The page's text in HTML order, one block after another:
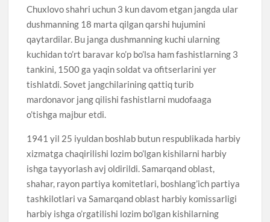
Chuxlovo shahri uchun 3 kun davom etgan jangda ular
dushmanning 18 marta qilgan qarshi hujumini
qaytardilar. Bu janga dushmanning kuchi ularning
kuchidan to’rt baravar ko’p bo’lsa ham fashistlarning 3
tankini, 1500 ga yaqin soldat va ofitserlarini yer
tishlatdi. Sovet jangchilarining qattiq turib
mardonavor jang qilishi fashistlarni mudofaaga
o’tishga majbur etdi.
1941 yil 25 iyuldan boshlab butun respublikada harbiy
xizmatga chaqirilishi lozim bo’lgan kishilarni harbiy
ishga tayyorlash avj oldirildi. Samarqand oblast,
shahar, rayon partiya komitetlari, boshlang’ich partiya
tashkilotlari va Samarqand oblast harbiy komissarligi
harbiy ishga o’rgatilishi lozim bo’lgan kishilarning